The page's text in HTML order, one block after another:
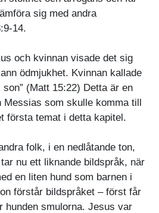
sig med andra
14.
och kvinnan visade det sig
ödmjukhet. Kvinnan kallade
(Matt 15:22) Detta är en
Messias som skulle komma till
första temat i detta kapitel.
folk, i en nedlåtande ton,
nu ett liknande bildspråk, när
en liten hund som barnen i
förstår bildspråket – först får
hunden smulorna. Jesus var